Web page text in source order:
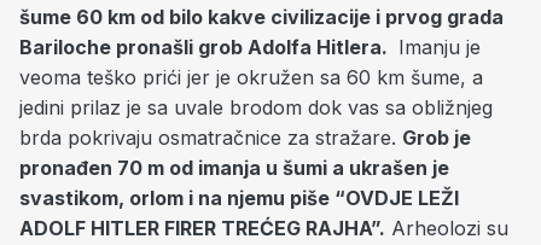
šume 60 km od bilo kakve civilizacije i prvog grada
Bariloche pronašli grob Adolfa Hitlera. Imanju je
veoma teško prići jer je okružen sa 60 km šume, a
jedini prilaz je sa uvale brodom dok vas sa obližnjeg
brda pokrivaju osmatračnice za stražare. Grob je
pronađen 70 m od imanja u šumi a ukrašen je
svastikom, orlom i na njemu piše “OVDJE LEŽI
ADOLF HITLER FIRER TREĆEG RAJHA”. Arheolozi su